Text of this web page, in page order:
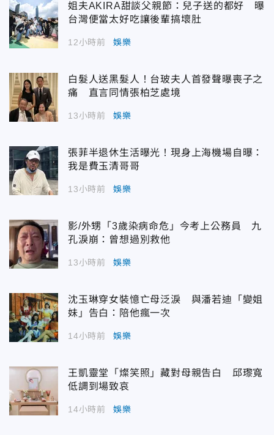
姐夫AKIRA甜談父親節：兒子送的都好 曝
台灣便當太好吃讓後輩搞壞肚
12小時前 娛樂
白髮人送黑髮人！台玻夫人首發聲曝喪子之
痛 直言同情張柏芝處境
13小時前 娛樂
張菲半退休生活曝光！現身上海機場自曝：
我是費玉清哥哥
13小時前 娛樂
影/外甥「3歲染病命危」今考上公務員 九
孔淚崩：曾想過別救他
13小時前 娛樂
沈玉琳穿女裝憶亡母泛淚 與潘若迪「變姐
妹」告白：陪他瘋一次
14小時前 娛樂
王凱靈堂「燦笑照」藏對母親告白 邱瓈寬
低調到場致哀
14小時前 娛樂